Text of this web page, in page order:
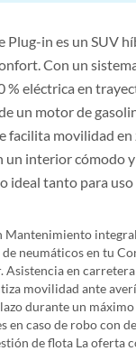
Plug-in es un SUV
Con un
eléctrica en
un motor de
facilita movilidad
interior cómodo
ideal tanto para
neumáticos en tu
Asistencia en
movilidad ante
durante un
en caso de robo con
de flota La oferta